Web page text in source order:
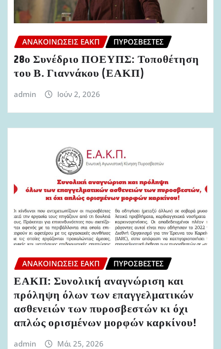
ΑΝΑΚΟΙΝΏΣΕΙΣ ΕΑΚΠ ΠΥΡΟΣΒΈΣΤΕΣ
28ο Συνέδριο ΠΟΕΥΠΣ: Τοποθέτηση
του Β. Γιαννάκου (ΕΑΚΠ)
admin Ιούν 2, 2026
ΑΝΑΚΟΙΝΏΣΕΙΣ ΕΑΚΠ ΠΥΡΟΣΒΈΣΤΕΣ
ΕΑΚΠ: Συνολική αναγνώριση και
πρόληψη όλων των επαγγελματικών
ασθενειών των πυροσβεστών κι όχι
απλώς ορισμένων μορφών καρκίνου!
admin Μάι 25, 2026